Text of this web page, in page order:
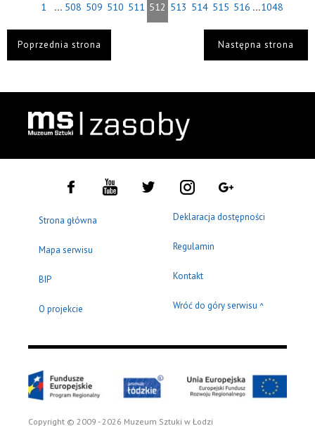
1 ... 508 509 510 511 512 513 514 515 516 ...1048
Poprzednia strona Następna strona
Strona główna
Mapa serwisu
BIP
O projekcie
Deklaracja dostępności
Regulamin
Kontakt
Wróć do góry serwisu ^
Copyright © 2009 - 2026 Muzeum Sztuki w Łodzi